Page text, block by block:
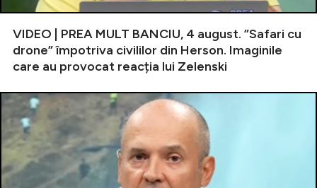
VIDEO | PREA MULT BANCIU, 4 august. ”Safari cu
drone” împotriva civililor din Herson. Imaginile
care au provocat reacția lui Zelenski